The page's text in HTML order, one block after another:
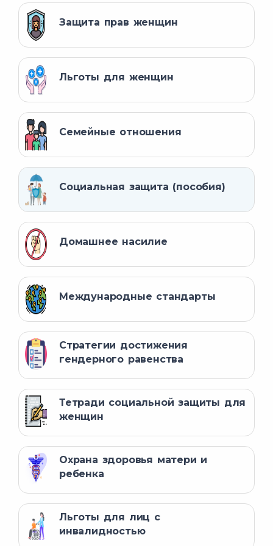
ЕПИГУ
ежемесячно в
сроки, установленные
отделами Пенсионного
фонда, но не позднее
текущего выплатного месяца.
случаях:
видов пенсии;
при выезде на постоянное
место жительства получателя
ЕПИГУ
Защита прав женщин
Льготы для женщин
Семейные отношения
Социальная защита (пособия)
Домашнее насилие
Международные стандарты
Стратегии достижения
гендерного равенства
Тетради социальной защиты для
женщин
Охрана здоровья матери и
ребенка
Льготы для лиц с
инвалидностью